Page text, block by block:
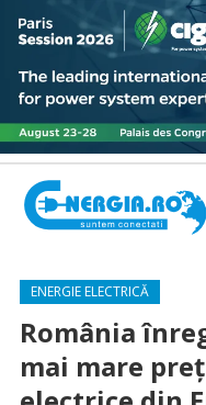
ENERGIE ELECTRICĂ
România
mai mare